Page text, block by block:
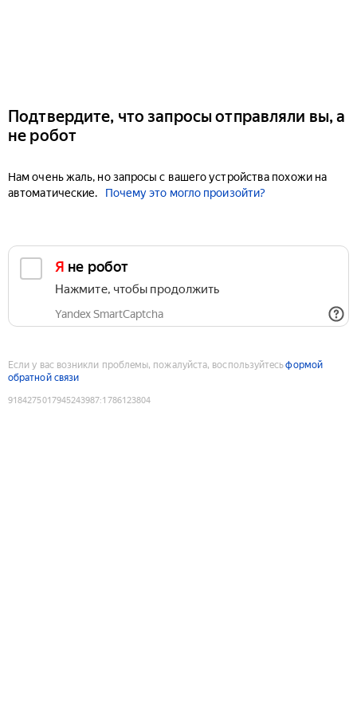
Подтвердите, что запросы отправляли вы, а
не робот
Нам очень жаль, но запросы с вашего устройства похожи на
автоматические.
Почему это могло произойти?
Я не робот
Нажмите, чтобы продолжить
Yandex SmartCaptcha
Если у вас возникли проблемы, пожалуйста, воспользуйтесьформой
обратной связи
9184275017945243987:1786123804